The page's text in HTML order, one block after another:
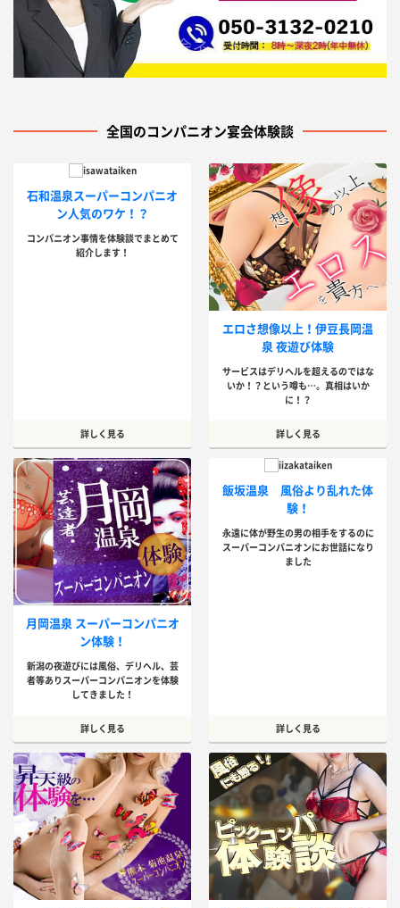
全国のコンパニオン宴会体験談
石和温泉スーパーコンパニオ
ン人気のワケ！？
コンパニオン事情を体験談でまとめて
紹介します！
詳しく見る
エロさ想像以上！伊豆長岡温
泉 夜遊び体験
サービスはデリヘルを超えるのではな
いか！？という噂も…。真相はいか
に！？
詳しく見る
月岡温泉 スーパーコンパニオ
ン体験！
新潟の夜遊びには風俗、デリヘル、芸
者等ありスーパーコンパニオンを体験
してきました！
詳しく見る
飯坂温泉 風俗より乱れた体
験！
永遠に体が野生の男の相手をするのに
スーパーコンパニオンにお世話になり
ました
詳しく見る